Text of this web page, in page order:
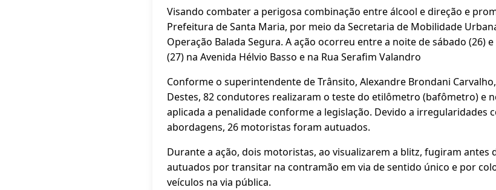
Visando combater a perigosa combinação entre álcool e direção e
Prefeitura de Santa Maria, por meio da Secretaria de Mobilidade
Operação Balada Segura. A ação ocorreu entre a noite de sábado (26)
(27) na Avenida Hélvio Basso e na Rua Serafim Valandro
Conforme o superintendente de Trânsito, Alexandre Brondani
Destes, 82 condutores realizaram o teste do etilômetro (bafômetro) e
aplicada a penalidade conforme a legislação. Devido a irregularidades
abordagens, 26 motoristas foram autuados.
Durante a ação, dois motoristas, ao visualizarem a blitz, fugiram antes
autuados por transitar na contramão em via de sentido único e por
veículos na via pública.